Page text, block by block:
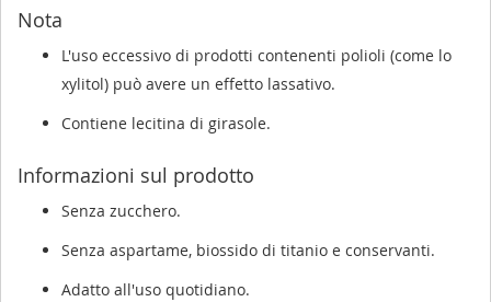
Nota
L'uso eccessivo di prodotti contenenti polioli (come lo
xylitol) può avere un effetto lassativo.
Contiene lecitina di girasole.
Informazioni sul prodotto
Senza zucchero.
Senza aspartame, biossido di titanio e conservanti.
Adatto all'uso quotidiano.